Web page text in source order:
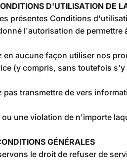
D'UTILISATION DE
présentes Conditions
l'autorisation de
en aucune façon utiliser nos
(y compris, sans toutefois
pas transmettre de vers
une violation de n'importe
GÉNÉRALES
le droit de refuser de